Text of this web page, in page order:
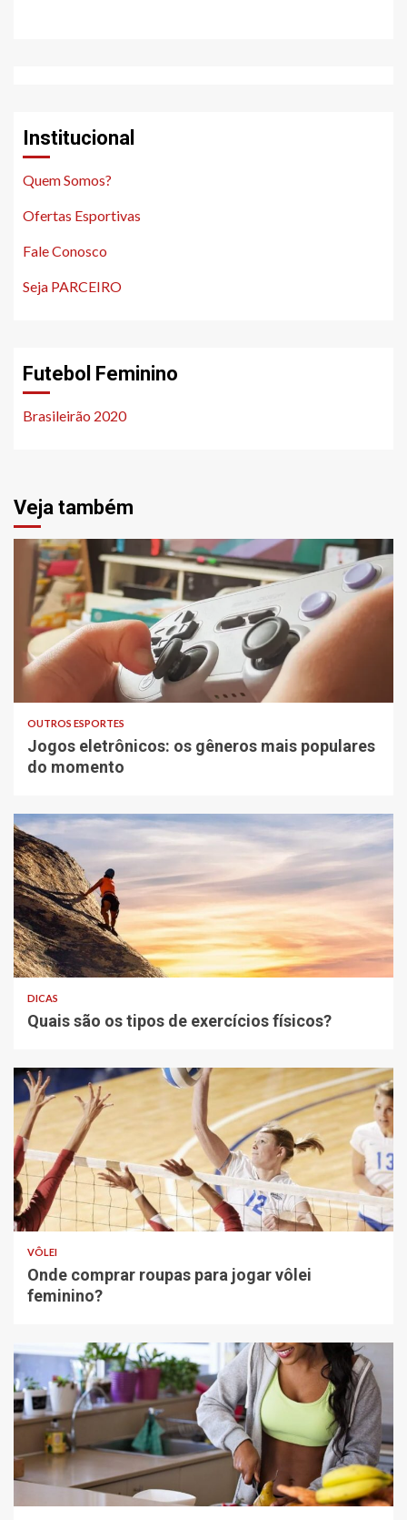
Institucional
Quem Somos?
Ofertas Esportivas
Fale Conosco
Seja PARCEIRO
Futebol Feminino
Brasileirão 2020
Veja também
OUTROS ESPORTES
Jogos eletrônicos: os gêneros mais populares
do momento
DICAS
Quais são os tipos de exercícios físicos?
VÔLEI
Onde comprar roupas para jogar vôlei
feminino?